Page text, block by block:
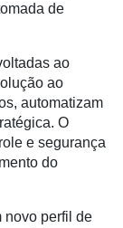
de
ao
ao
automatizam
O
e segurança
do
novo perfil de